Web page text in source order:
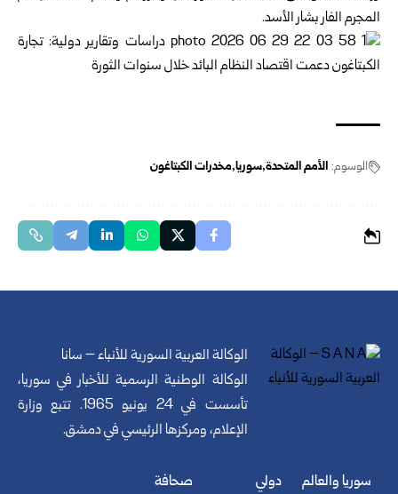
المجرم الفار بشار الأسد‎.‎
الوسوم: الأمم المتحدة سوريا مخدرات الكبتاغون
الوكالة العربية السورية للأنباء – سانا
الوكالة الوطنية الرسمية للأخبار في سوريا،
تأسست في 24 يونيو 1965. تتبع وزارة
الإعلام، ومركزها الرئيسي في دمشق.
سوريا والعالم
دولي
صحافة